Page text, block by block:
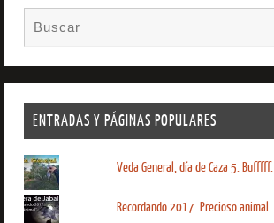
ENTRADAS Y PÁGINAS POPULARES
Veda General, día de Caza 5. Bufffff.
Recordando 2017. Precioso animal.